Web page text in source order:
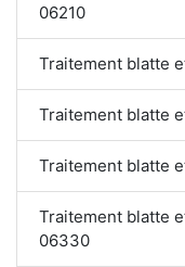
06210
Traitement blatte
Traitement blatte
Traitement blatte
Traitement blatte
06330